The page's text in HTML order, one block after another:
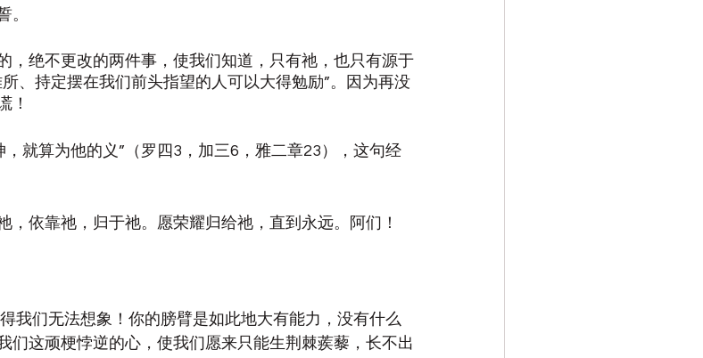
。
，绝不更改的两件事，使我们知道，只有祂，也只有源于
、持定摆在我们前头指望的人可以大得勉励”。因为再没
！
就算为他的义”（罗四3，加三6，雅二章23），这句经
，依靠祂，归于祂。愿荣耀归给祂，直到永远。阿们！
我们无法想象！你的膀臂是如此地大有能力，没有什么
们这顽梗悖逆的心，使我们愿来只能生荆棘蒺藜，长不出